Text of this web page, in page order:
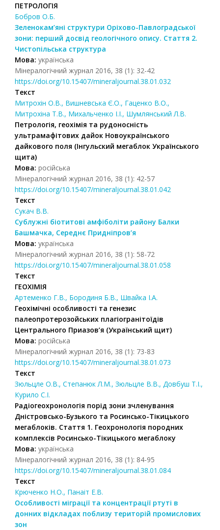
ПЕТРОЛОГІЯ
Бобров О.Б.
Зеленокам’яні структури Оріхово-Павлоградської
зони: перший досвід геологічного опису. Стаття 2.
Чистопільська структура
Мова: українська
Мінералогічний журнал 2016, 38 (1): 32-42
https://doi.org/10.15407/mineraljournal.38.01.032
Текст
Митрохін О.В., Вишневська Є.О., Гаценко В.О.,
Митрохіна Т.В., Михальченко І.І., Шумлянський Л.В.
Петрологія, геохімія та рудоносність
ультрамафітових дайок Новоукраїнського
дайкового поля (Інгульский мегаблок Українського
щита)
Мова: російська
Мінералогічний журнал 2016, 38 (1): 42-57
https://doi.org/10.15407/mineraljournal.38.01.042
Текст
Сукач В.В.
Сублужні біотитові амфіболіти району Балки
Башмачка, Середнє Придніпров’я
Мова: українська
Мінералогічний журнал 2016, 38 (1): 58-72
https://doi.org/10.15407/mineraljournal.38.01.058
Текст
ГЕОХІМІЯ
Артеменко Г.В., Бородиня Б.В., Швайка І.А.
Геохімічні особливості та генезис
палеопротерозойських плагіогранітоїдів
Центрального Приазов’я (Український щит)
Мова: російська
Мінералогічний журнал 2016, 38 (1): 73-83
https://doi.org/10.15407/mineraljournal.38.01.073
Текст
Зюльцле О.В., Степанюк Л.М., Зюльцле В.В., Довбуш Т.І.,
Курило С.І.
Радіогеохронологія порід зони зчленування
Дністровсько-Бузького та Росинсько-Тікицького
мегаблоків. Стаття 1. Геохронологія породних
комплексів Росинсько-Тікицького мегаблоку
Мова: українська
Мінералогічний журнал 2016, 38 (1): 84-95
https://doi.org/10.15407/mineraljournal.38.01.084
Текст
Крюченко Н.О., Панаіт Е.В.
Особливості міграції та концентрації ртуті в
донних відкладах поблизу територій промислових
зон